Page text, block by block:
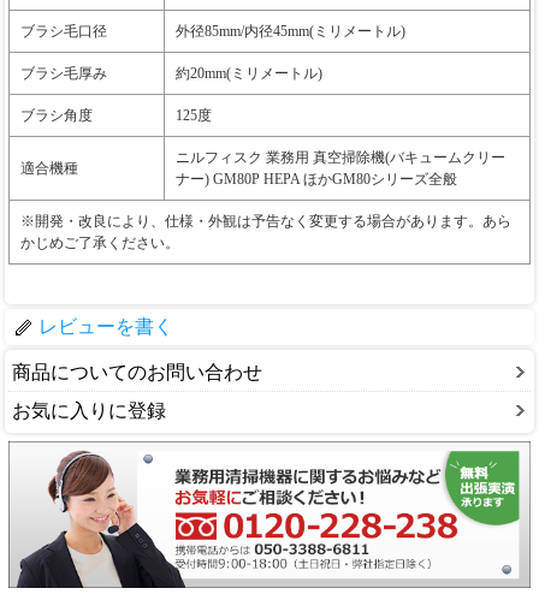
ブラシ毛口径 外径85mm/内径45mm(ミリメートル)
ブラシ毛厚み 約20mm(ミリメートル)
ブラシ角度 125度
適合機種
ニルフィスク 業務用 真空掃除機(バキュームクリー
ナー) GM80P HEPA ほかGM80シリーズ全般
※開発・改良により、仕様・外観は予告なく変更する場合があります。あら
かじめご了承ください。
レビューを書く
商品についてのお問い合わせ
お気に入りに登録